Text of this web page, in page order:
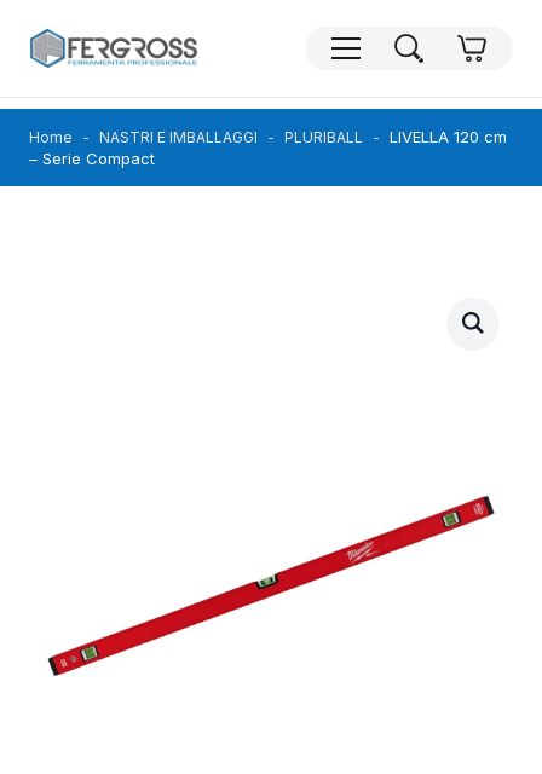
Home NASTRI E IMBALLAGGI PLURIBALL
LIVELLA 120 cm
– Serie Compact